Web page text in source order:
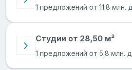
1 предложений от 11.8 млн.
Студии от 28,50 м²
1 предложений от 5.8 млн.